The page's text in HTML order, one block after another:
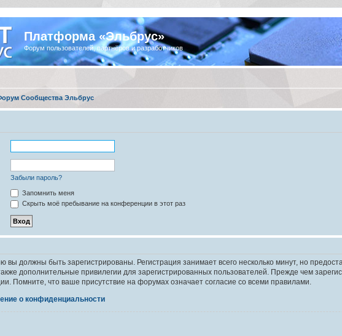
Платформа «Эльбрус»
Форум пользователей, партнёров и разработчиков
Сообщества Эльбрус
Забыли пароль?
Запомнить меня
Скрыть моё пребывание на конференции в этот раз
вы должны быть зарегистрированы. Регистрация занимает всего несколько минут, но
дополнительные привилегии для зарегистрированных пользователей. Прежде чем
Помните, что ваше присутствие на форумах означает согласие со всеми правилами.
о конфиденциальности